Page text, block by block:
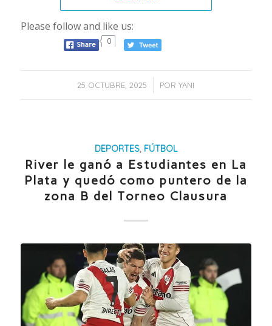
Please follow and like us:
0
25 OCTUBRE, 2025
/ PORYANI
DEPORTES, FÚTBOL
River le ganó a Estudiantes en La
Plata y quedó como puntero de la
zona B del Torneo Clausura